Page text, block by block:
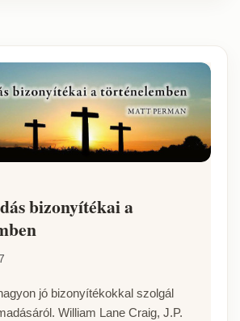
bizonyítékai a
jó bizonyítékokkal szolgál
William Lane Craig, J.P.